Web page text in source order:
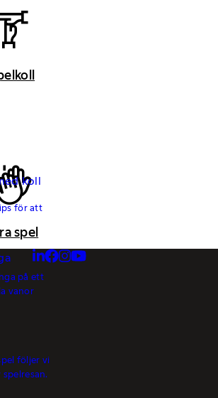
koll
för att
på ett
vanor
följer vi
spelresan.
spel